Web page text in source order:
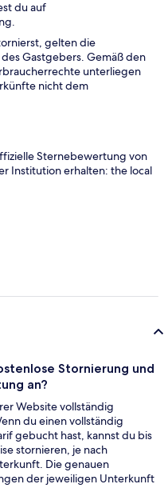
du auf
gelten die
Gastgebers. Gemäß den
unterliegen
nicht dem
Sternebewertung von
Institution erhalten: the local
Stornierung und
an?
Website vollständig
du einen vollständig
gebucht hast, kannst du bis
stornieren, je nach
Die genauen
der jeweiligen Unterkunft